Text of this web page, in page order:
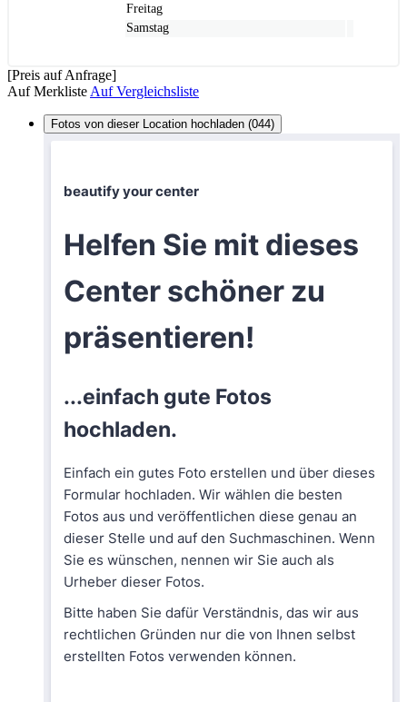
Freitag
Samstag
[Preis auf Anfrage]
Auf Merkliste Auf Vergleichsliste
Fotos von dieser Location hochladen (044)